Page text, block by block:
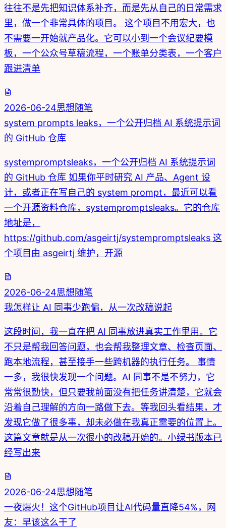
往往不是先把知识体系补齐，而是先从自己的日常需求
里，做一个非常具体的项目。 这个项目不用宏大，也
不需要一开始就产品化。它可以小到一个会议纪要模
板，一个公众号草稿流程，一个账单分类表，一个客户
跟进清单
2026-06-24思想随笔
system prompts leaks，一个公开归档 AI 系统提示词
的 GitHub 仓库
systempromptsleaks，一个公开归档 AI 系统提示词
的 GitHub 仓库 如果你平时研究 AI 产品、Agent 设
计，或者正在写自己的 system prompt，最近可以看
一个开源资料仓库，systempromptsleaks。它的仓库
地址是，
https://github.com/asgeirtj/systempromptsleaks 这
个项目由 asgeirtj 维护，开源
2026-06-24思想随笔
我怎样让 AI 同事少跑偏，从一次改稿说起
这段时间，我一直在把 AI 同事放进真实工作里用。它
不只是帮我回答问题，也会帮我整理文章、检查页面、
跑本地流程，甚至接手一些跨机器的执行任务。 事情
一多，我很快发现一个问题。AI 同事不是不努力，它
常常很勤快，但只要我前面没有把任务讲清楚，它就会
沿着自己理解的方向一路做下去。等我回头看结果，才
发现它做了很多事，却未必做在我真正需要的位置上。
这篇文章就是从一次很小的改稿开始的。小绿书版本已
经写出来
2026-06-24思想随笔
一夜爆火！这个GitHub项目让AI代码量直降54%，网
友：早该这么干了